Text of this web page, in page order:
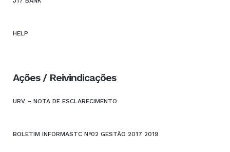
HELP
Ações / Reivindicações
URV – NOTA DE ESCLARECIMENTO
BOLETIM INFORMASTC Nº02 GESTÃO 2017 2019